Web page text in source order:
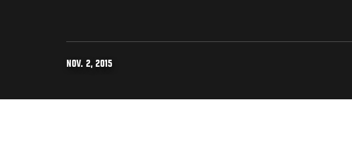
NOV. 2, 2015